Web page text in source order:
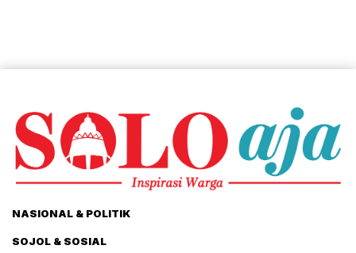
NASIONAL & POLITIK
SOJOL & SOSIAL